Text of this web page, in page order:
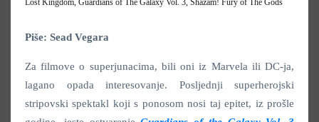
Piše: Sead Vegara
Za filmove o superjunacima, bili oni iz Marvela ili DC-ja,
lagano opada interesovanje. Posljednji superherojski
stripovski spektakl koji s ponosom nosi taj epitet, iz prošle